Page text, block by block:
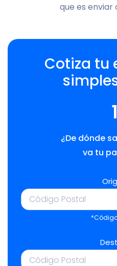
que es enviar
Cotiza tu
1
¿De dónde
va tu